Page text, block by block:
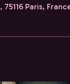
Paris,